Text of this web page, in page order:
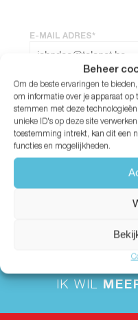
Beheer
Om de beste ervaringen te
om informatie over je apparaat op
stemmen met deze
unieke ID's op deze site
toestemming intrekt, kan dit een
functies en mogelijkheden.
E-MAIL ADRES*
WACHTWOORD*
Wachtwoord vergeten?
IK WIL